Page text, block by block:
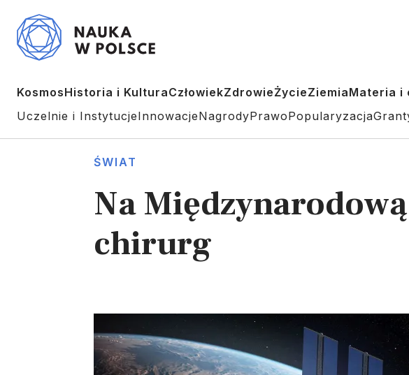
KosmosHistoria i KulturaCzłowiekZdrowieŻycieZiemiaMateria i
Uczelnie i InstytucjeInnowacjeNagrodyPrawoPopularyzacja
ŚWIAT
Na
chirurg